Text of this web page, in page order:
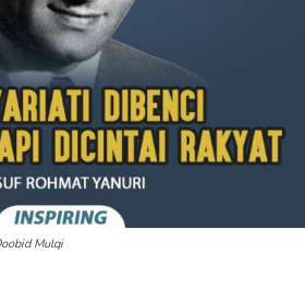
Mulqi